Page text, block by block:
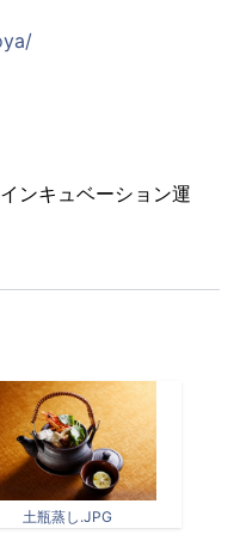
ンキュベーション運
土瓶蒸し.JPG